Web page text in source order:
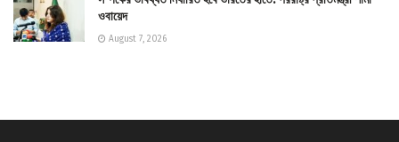
ওবায়েদ
August 7, 2026